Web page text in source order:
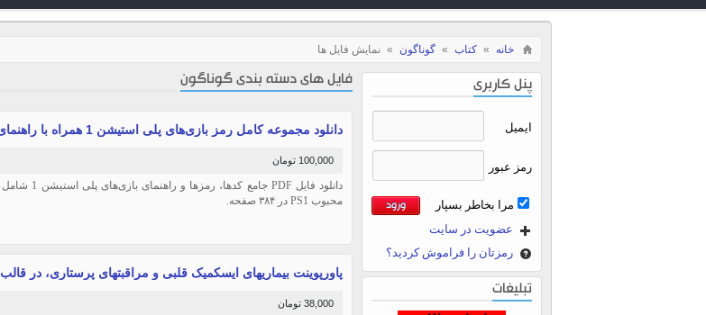
خانه » کتاب » گوناگون » نمایش فایل ها
پنل کاربری
ایمیل
رمز عبور
مرا بخاطر بسپار
عضویت در سایت
رمزتان را فراموش کردید؟
تبلیغات
فایل های دسته بندی گوناگون
دانلود مجموعه کامل رمز بازی‌های پلی استیشن 1 همراه با راهنمای PS1
100,000 تومان
محبوب PS1 در ۳۸۴ صفحه.
پاورپوینت بیماریهای ایسکمیک قلبی و مراقبتهای پرستاری، در قالب 46 اسلاید
38,000 تومان